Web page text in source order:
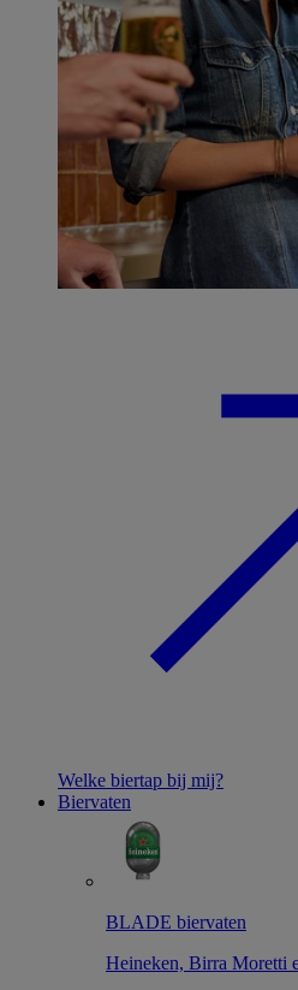
Welke biertap bij mij?
Biervaten
BLADE biervaten
Heineken, Birra Moretti